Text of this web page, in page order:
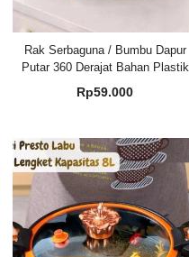
Rak Serbaguna / Bumbu Dapur
Putar 360 Derajat Bahan Plastik
Rp59.000